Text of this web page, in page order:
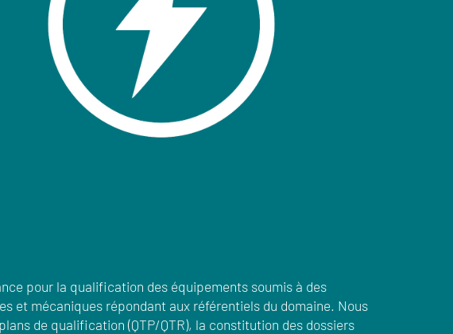
pour la qualification des équipements soumis à des
et mécaniques répondant aux référentiels du domaine. Nous
de qualification (QTP/QTR), la constitution des dossiers